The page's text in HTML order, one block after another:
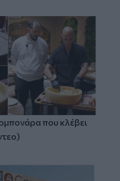
που κλέβει